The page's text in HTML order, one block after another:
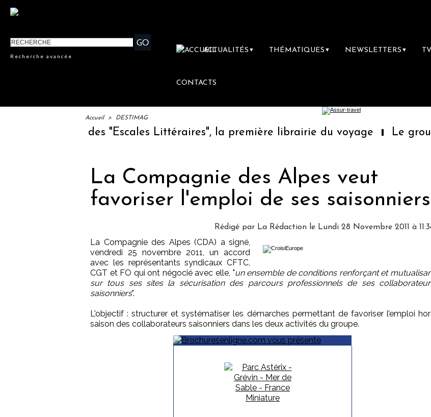
Recherche avancée
ACTUALITÉS ▼ THÉMATIQUES ▼ NEWSLETTERS ▼ TV
CONTACTS
Accueil > DESTIMAG
: lancement des "Escales Littéraires", la première librairie du voyage Le
La Compagnie des Alpes veut
favoriser l'emploi de ses saisonniers
Rédigé par La Rédaction le Lundi 28 Novembre 2011 à
La Compagnie des Alpes (CDA) a signé,
vendredi 25 novembre 2011, un accord
avec les représentants syndicaux CFTC,
CGT et FO qui ont négocié avec elle, "un ensemble de conditions renforçant et
sur tous ses sites la sécurisation des parcours professionnels de ses
saisonniers".
L'objectif : structurer et systématiser les démarches permettant de favoriser l’emploi
saison des collaborateurs saisonniers dans les deux activités du groupe.